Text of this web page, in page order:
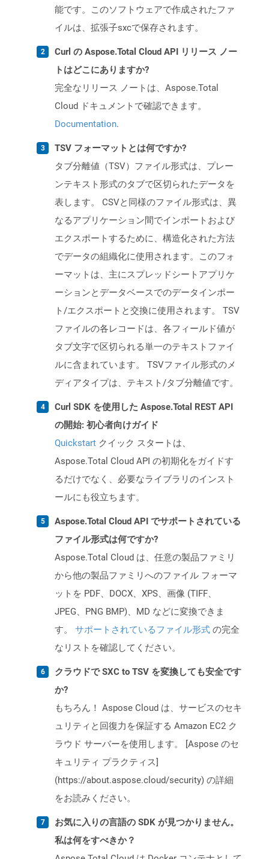
能です。このソフトウェアで作成されたファ
イルは、拡張子sxcで保存されます。
Curl の Aspose.Total Cloud API リリース ノー
トはどこにありますか?
完全なリリース ノートは、Aspose.Total
Cloud ドキュメントで確認できます。
Documentation.
TSV フォーマットとは何ですか?
タブ分離値（TSV）ファイル形式は、プレー
ンテキスト形式のタブで区切られたデータを
表します。 CSVと同様のファイル形式は、異
なるアプリケーション間でインポートおよび
エクスポートするために、構造化された方法
でデータの組織化に使用されます。このフォ
ーマットは、主にスプレッドシートアプリケ
ーションとデータベースでのデータインポー
ト/エクスポートと交換に使用されます。 TSV
ファイルの各レコードは、各フィールド値が
タブ文字で区切られる単一のテキストファイ
ルに含まれています。 TSVファイル形式のメ
ディアタイプは、テキスト/タブ分離値です。
Curl SDK を使用した Aspose.Total REST API
の開始: 初心者向けガイド
Quickstart クイック スタートは、
Aspose.Total Cloud API の初期化をガイドす
るだけでなく、必要なライブラリのインスト
ールにも役立ちます。
Aspose.Total Cloud API でサポートされている
ファイル形式は何ですか?
Aspose.Total Cloud は、任意の製品ファミリ
から他の製品ファミリへのファイル フォーマ
ットを PDF、DOCX、XPS、画像 (TIFF、
JPEG、PNG BMP)、MD などに変換できま
す。 サポートされているファイル形式 の完全
なリストを確認してください。
クラウドで SXC to TSV を変換しても安全です
か?
もちろん！ Aspose Cloud は、サービスのセキ
ュリティと回復力を保証する Amazon EC2 ク
ラウド サーバーを使用します。 [Aspose のセ
キュリティ プラクティス]
(https://about.aspose.cloud/security) の詳細
をお読みください。
お気に入りの言語の SDK が見つかりません。
私は何をすべきか？